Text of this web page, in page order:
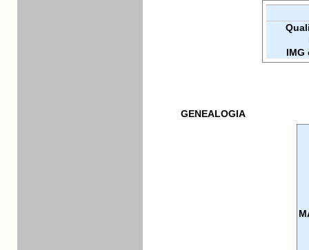
IMG
GENEALOGIA